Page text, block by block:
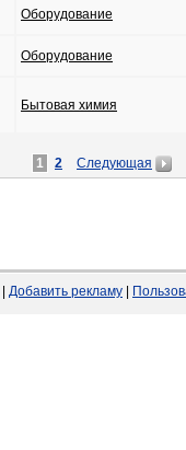
Оборудование
Оборудование
Бытовая химия
1 2 Следующая
Добавить рекламу